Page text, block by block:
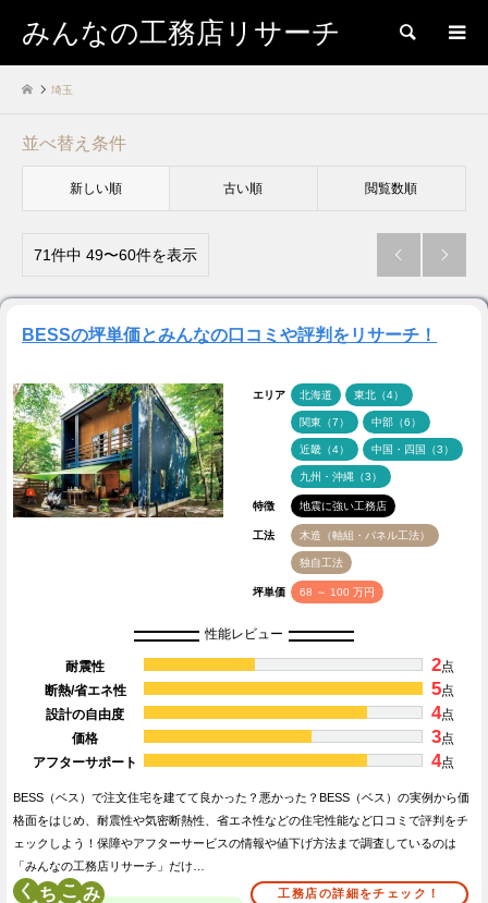
みんなの工務店リサーチ 検索
埼玉
並べ替え条件
新しい順 古い順 閲覧数順
71件中 49〜60件を表示  
BESSの坪単価とみんなの口コミや評判をリサーチ！
エリア 北海道 東北（4）
関東（7） 中部（6）
近畿（4） 中国・四国（3）
九州・沖縄（3）
特徴 地震に強い工務店
工法 木造（軸組・パネル工法）
独自工法
坪単価 68 ～ 100 万円
性能レビュー
耐震性 2点
断熱/省エネ性
5点
設計の自由度
4点
価格
3点
アフターサポート
4点
BESS（ベス）で注文住宅を建てて良かった？悪かった？BESS（ベス）の実例から価
格面をはじめ、耐震性や気密断熱性、省エネ性などの住宅性能など口コミで評判をチ
ェックしよう！保障やアフターサービスの情報や値下げ方法まで調査しているのは
「みんなの工務店リサーチ」だけ…
く こ 工務店の詳細をチェック！